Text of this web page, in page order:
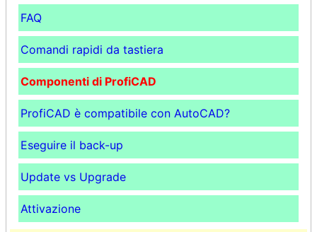
FAQ
Comandi rapidi da tastiera
Componenti di ProfiCAD
ProfiCAD è compatibile con AutoCAD?
Eseguire il back-up
Update vs Upgrade
Attivazione